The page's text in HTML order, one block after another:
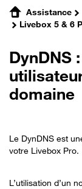
Assistance
Livebox 5 & 6
DynDNS
domaine
Le DynDNS est
votre Livebox Pro.
L’utilisation d’un